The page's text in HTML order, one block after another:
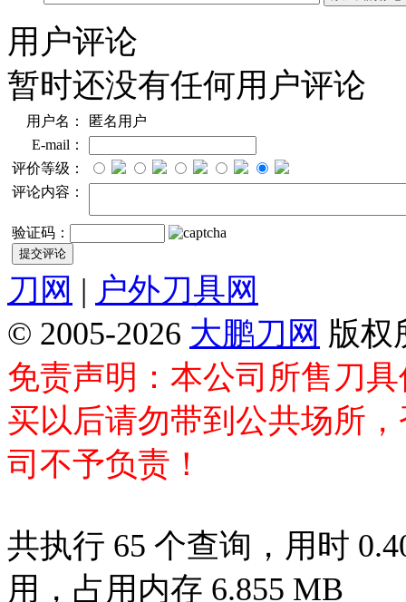
用户评论
暂时还没有任何用户评论
用户名：
匿名用户
E-mail：
评价等级：
评论内容：
验证码：
刀网 | 户外刀具网
© 2005-2026 大鹏刀网 版权
免责声明：本公司所售刀
买以后请勿带到公共场所
司不予负责！
共执行 65 个查询，用时
用，占用内存 6.855 MB